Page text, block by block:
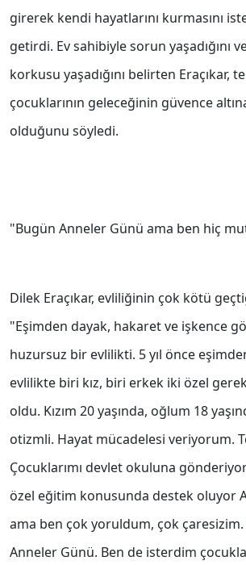
girerek kendi hayatlarını kurmasını
getirdi. Ev sahibiyle sorun yaşadığını
korkusu yaşadığını belirten Eraçıkar,
çocuklarının geleceğinin güvence
olduğunu söyledi.
"Bugün Anneler Günü ama ben hiç
Dilek Eraçıkar, evliliğinin çok kötü
"Eşimden dayak, hakaret ve işkence
huzursuz bir evlilikti. 5 yıl önce
evlilikte biri kız, biri erkek iki özel
oldu. Kızım 20 yaşında, oğlum 18
otizmli. Hayat mücadelesi veriyorum.
Çocuklarımı devlet okuluna
özel eğitim konusunda destek oluyor
ama ben çok yoruldum, çok
Anneler Günü. Ben de isterdim